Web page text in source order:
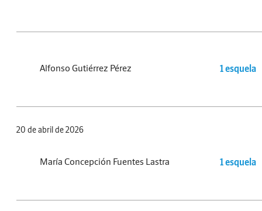
Alfonso Gutiérrez Pérez 1 esquela
20 de abril de 2026
María Concepción Fuentes Lastra 1 esquela